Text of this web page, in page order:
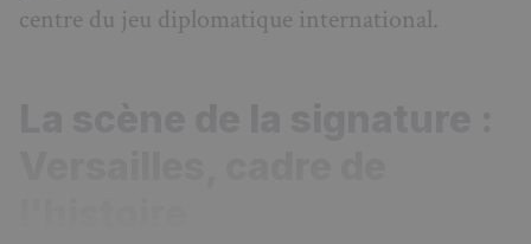
centre du jeu diplomatique international.